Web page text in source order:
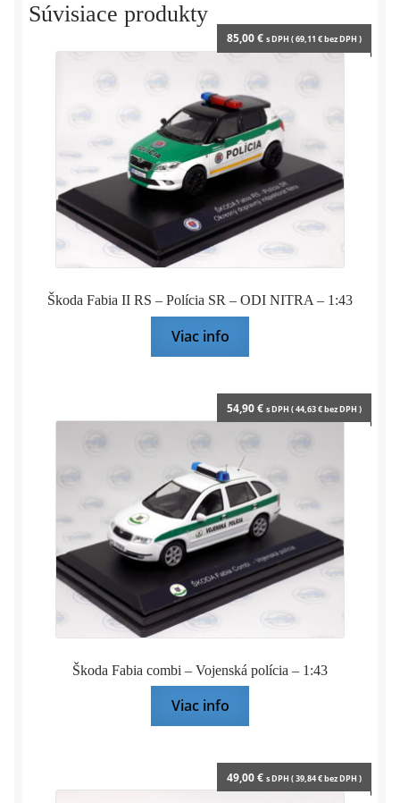
Súvisiace produkty
Škoda Fabia II RS – Polícia SR – ODI NITRA – 1:43
85,00€ s DPH (69,11 €bez DPH )
Viac info
Škoda Fabia combi – Vojenská polícia – 1:43
54,90€ s DPH (44,63€bez DPH )
Viac info
49,00€ s DPH (39,84€bez DPH )